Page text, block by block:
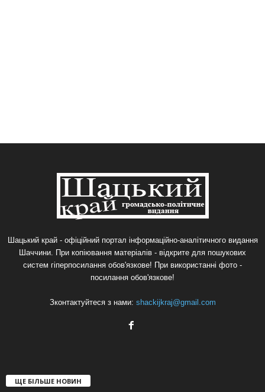
Шацький край - офіційний портал інформаційно-аналітичного видання
Шаччини. При копіювання матеріалів - відкрите для пошукових
систем гіперпосилання обов'язкове! При використанні фото -
посилання обов'язкове!
Зконтактуйтеся з нами: shackijkraj@gmail.com
ЩЕ БІЛЬШЕ НОВИН